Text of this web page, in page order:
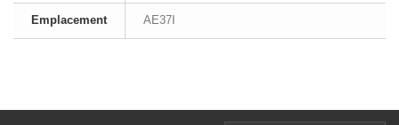
Emplacement AE37I